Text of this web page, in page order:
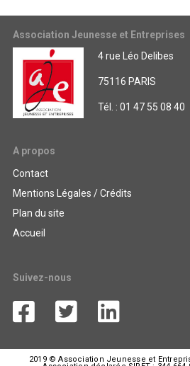
Association Jeunesse et Entreprises
4 rue Léo Delibes
75116 PARIS
Tél. : 01 47 55 08 40
A propos
Contact
Mentions Légales / Crédits
Plan du site
Accueil
Suivez-nous
2019 © Association Jeunesse et